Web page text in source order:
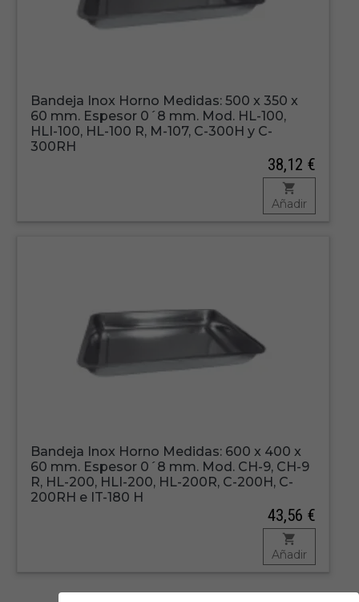
Bandeja Inox Horno Medidas: 500 x 350 x
60 mm. Espesor 0´8 mm. Mod. HL-100,
HLI-100, HL-100 R, M-107, C-300H y C-
300RH
38,12 €
Añadir
Bandeja Inox Horno Medidas: 600 x 400 x
60 mm. Espesor 0´8 mm. Mod. CH-9, CH-9
R, HL-200, HLI-200, HL-200R, C-200H, C-
200RH e IT-180 H
43,56 €
Añadir